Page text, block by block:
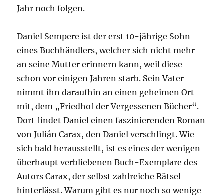
Jahr noch folgen.
Daniel Sempere ist der erst 10-jährige Sohn
eines Buchhändlers, welcher sich nicht mehr
an seine Mutter erinnern kann, weil diese
schon vor einigen Jahren starb. Sein Vater
nimmt ihn daraufhin an einen geheimen Ort
mit, dem „Friedhof der Vergessenen Bücher“.
Dort findet Daniel einen faszinierenden Roman
von Julián Carax, den Daniel verschlingt. Wie
sich bald herausstellt, ist es eines der wenigen
überhaupt verbliebenen Buch-Exemplare des
Autors Carax, der selbst zahlreiche Rätsel
hinterlässt. Warum gibt es nur noch so wenige